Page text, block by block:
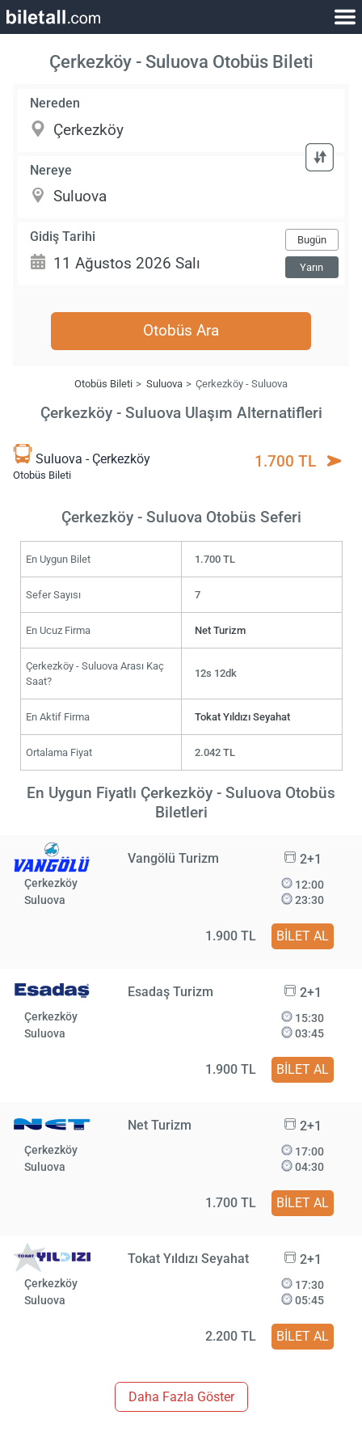
Çerkezköy - Suluova Otobüs Bileti
Nereden
Nereye
Gidiş Tarihi Bugün
Yarın
Otobüs Ara
Otobüs Bileti Suluova Çerkezköy - Suluova
Çerkezköy - Suluova Ulaşım Alternatifleri
Suluova - Çerkezköy
Otobüs Bileti
1.700 TL
Çerkezköy - Suluova Otobüs Seferi
En Uygun Bilet 1.700 TL
Sefer Sayısı 7
En Ucuz Firma Net Turizm
Çerkezköy - Suluova Arası Kaç
Saat?
12s 12dk
En Aktif Firma Tokat Yıldızı Seyahat
Ortalama Fiyat 2.042 TL
En Uygun Fiyatlı Çerkezköy - Suluova Otobüs
Biletleri
Vangölü Turizm 2+1
Çerkezköy
Suluova
12:00
23:30
1.900 TL BİLET AL
Esadaş Turizm 2+1
Çerkezköy
Suluova
15:30
03:45
1.900 TL BİLET AL
Net Turizm 2+1
Çerkezköy
Suluova
17:00
04:30
1.700 TL BİLET AL
Tokat Yıldızı Seyahat 2+1
Çerkezköy
Suluova
17:30
05:45
2.200 TL BİLET AL
Daha Fazla Göster